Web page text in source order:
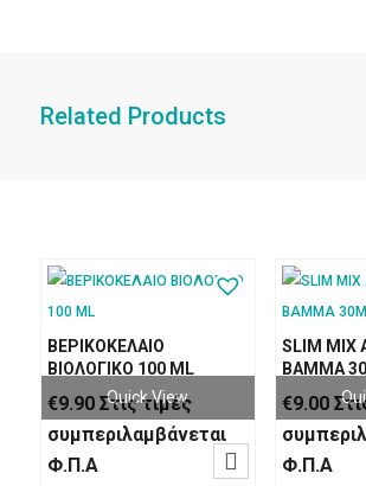
Related Products
ΒΕΡΙΚΟΚΕΛΑΙΟ
ΒΙΟΛΟΓΙΚΟ 100 ML
€9.90 Στις τιμές
συμπεριλαμβάνεται
Φ.Π.Α
Quick View

SLIM MIX
ΒΑΜΜΑ
€9.00
Φ.Π.Α